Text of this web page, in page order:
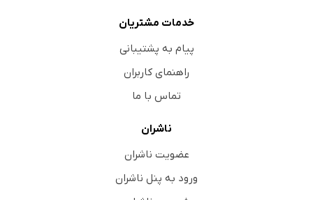
خدمات مشتریان
پیام به پشتیبانی
راهنمای کاربران
تماس با ما
ناشران
عضویت ناشران
ورود به پنل ناشران